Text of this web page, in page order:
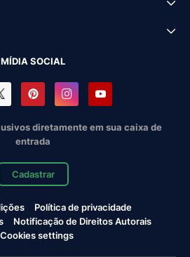
MÍDIA SOCIAL
diretamente em sua caixa de
entrada
Cadastrar
Política de privacidade
Notificação de Direitos Autorais
Cookies settings